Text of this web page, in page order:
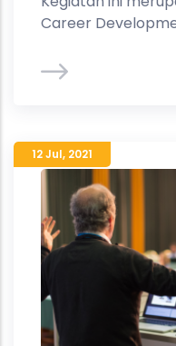
Career
12 Jul, 2021